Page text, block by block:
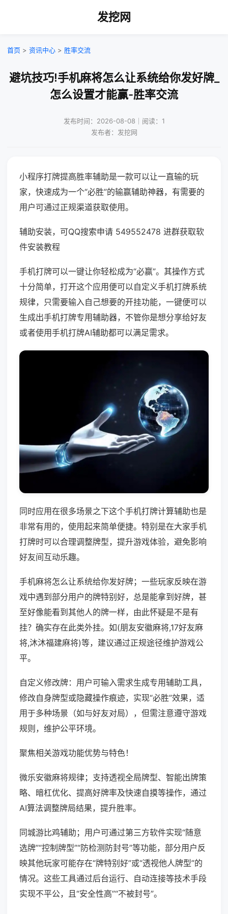
发挖网
首页 > 资讯中心 > 胜率交流
避坑技巧!手机麻将怎么让系统给你发好牌_
怎么设置才能赢-胜率交流
发布时间：2026-08-08｜阅读：1
发布者：发挖网
小程序打牌提高胜率辅助是一款可以让一直输的玩
家，快速成为一个“必胜”的输赢辅助神器，有需要的
用户可通过正规渠道获取使用。
辅助安装，可QQ搜索申请 549552478 进群获取软
件安装教程
手机打牌可以一键让你轻松成为“必赢”。其操作方式
十分简单，打开这个应用便可以自定义手机打牌系统
规律，只需要输入自己想要的开挂功能，一键便可以
生成出手机打牌专用辅助器，不管你是想分享给好友
或者使用手机打牌AI辅助都可以满足需求。
同时应用在很多场景之下这个手机打牌计算辅助也是
非常有用的，使用起来简单便捷。特别是在大家手机
打牌时可以合理调整牌型，提升游戏体验，避免影响
好友间互动乐趣。
手机麻将怎么让系统给你发好牌；一些玩家反映在游
戏中遇到部分用户的牌特别好，总是能拿到好牌，甚
至好像能看到其他人的牌一样，由此怀疑是不是有
挂？确实存在此类外挂。如(朋友安徽麻将,17好友麻
将,沐沐福建麻将)等，建议通过正规途径维护游戏公
平。
自定义修改牌：用户可输入需求生成专用辅助工具，
修改自身牌型或隐藏操作痕迹，实现“必胜”效果，适
用于多种场景（如与好友对局），但需注意遵守游戏
规则，维护公平环境。
聚焦相关游戏功能优势与特色！
微乐安徽麻将规律；支持透视全局牌型、智能出牌策
略、暗杠优化、提高好牌率及快速自摸等操作，通过
AI算法调整牌局结果，提升胜率。
同城游比鸡辅助；用户可通过第三方软件实现“随意
选牌”“控制牌型”“防检测防封号”等功能，部分用户反
映其他玩家可能存在“牌特别好”或“透视他人牌型”的
情况。这些工具通过后台运行、自动连接等技术手段
实现不平公，且“安全性高”“不被封号”。